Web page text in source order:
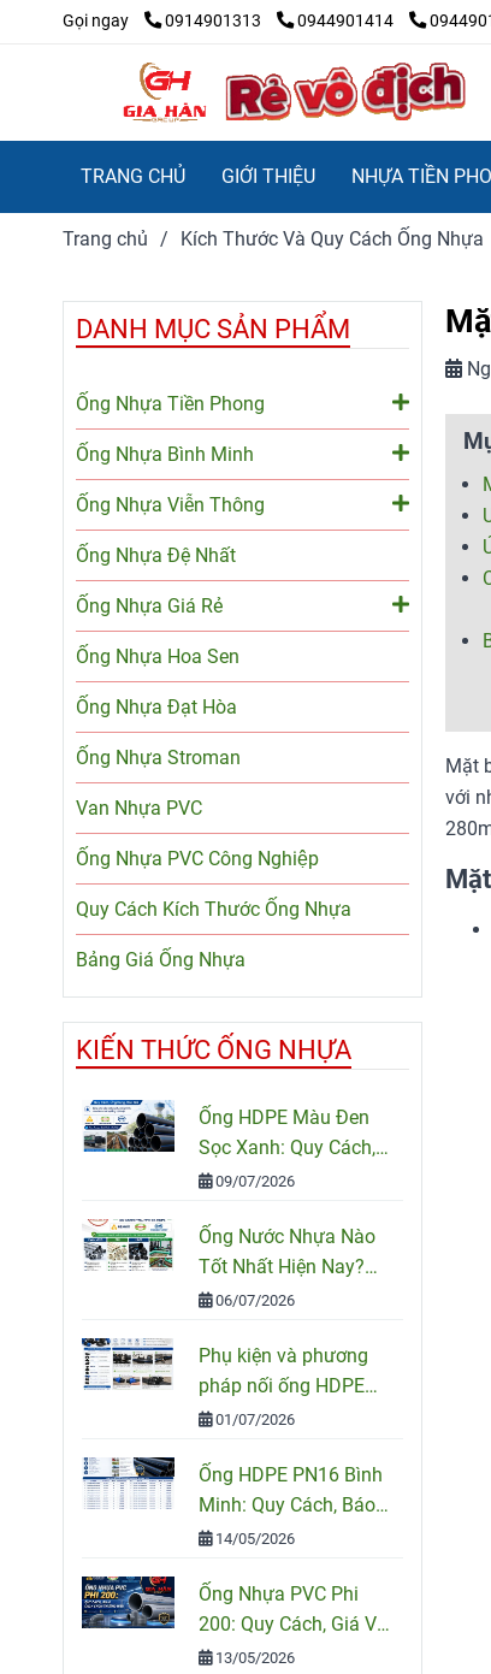
Gọi ngay 0914901313 0944901414
TRANG CHỦ GIỚI THIỆU NHỰA TIỀN
Trang chủ / Kích Thước Và Quy Cách Ống Nhựa
Mặt
với
DANH MỤC SẢN PHẨM
Ống Nhựa Tiền Phong
Ống Nhựa Bình Minh
Ống Nhựa Viễn Thông
Ống Nhựa Đệ Nhất
Ống Nhựa Giá Rẻ
Ống Nhựa Hoa Sen
Ống Nhựa Đạt Hòa
Ống Nhựa Stroman
Van Nhựa PVC
Ống Nhựa PVC Công Nghiệp
Quy Cách Kích Thước Ống Nhựa
Bảng Giá Ống Nhựa
KIẾN THỨC ỐNG NHỰA
Ống HDPE Màu Đen
Sọc Xanh: Quy Cách,
Ứng Dụng Và Cách
09/07/2026
Ống Nước Nhựa Nào
Tốt Nhất Hiện Nay?
So Sánh PVC, PPR Và
06/07/2026
Phụ kiện và phương
pháp nối ống HDPE
đúng kỹ thuật
01/07/2026
Ống HDPE PN16 Bình
Minh: Quy Cách, Báo
Giá Và Cách Chọn
14/05/2026
Ống Nhựa PVC Phi
200: Quy Cách, Giá Và
Cách Chọn Đúng Cho
13/05/2026